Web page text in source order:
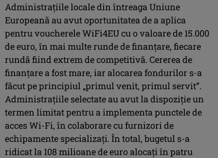
Administrațiile locale din întreaga Uniune
Europeană au avut oportunitatea de a aplica
pentru voucherele WiFi4EU cu o valoare de 15.000
de euro, în mai multe runde de finanțare, fiecare
rundă fiind extrem de competitivă. Cererea de
finanțare a fost mare, iar alocarea fondurilor s-a
făcut pe principiul „primul venit, primul servit”.
Administrațiile selectate au avut la dispoziție un
termen limitat pentru a implementa punctele de
acces Wi-Fi, în colaborare cu furnizori de
echipamente specializați. În total, bugetul s-a
ridicat la 108 milioane de euro alocați în patru